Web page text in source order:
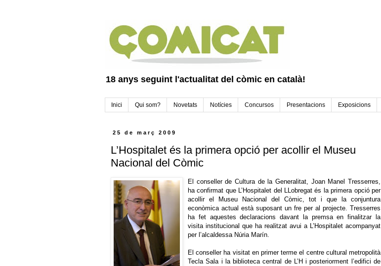
18 anys seguint l'actualitat del còmic en català!
Inici Qui som? Novetats Notícies Concursos Presentacions Exposicions
25 de març 2009
L’Hospitalet és la primera opció per acollir el Museu
Nacional del Còmic
El conseller de Cultura de la Generalitat, Joan Manel Tresserres,
ha confirmat que L’Hospitalet del LLobregat és la primera opció per
acollir el Museu Nacional del Còmic, tot i que la conjuntura
econòmica actual està suposant un fre per al projecte. Tresserres
ha fet aquestes declaracions davant la premsa en finalitzar la
visita institucional que ha realitzat avui a L’Hospitalet acompanyat
per l’alcaldessa Núria Marín.
El conseller ha visitat en primer terme el centre cultural metropolità
Tecla Sala i la biblioteca central de L’H i posteriorment l’edifici de